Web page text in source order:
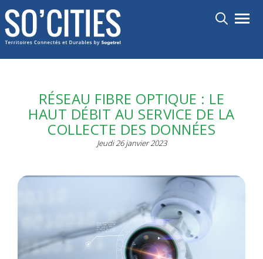
Aller
au
contenu
RÉSEAU FIBRE OPTIQUE : LE
HAUT DÉBIT AU SERVICE DE LA
COLLECTE DES DONNÉES
Jeudi 26 janvier 2023